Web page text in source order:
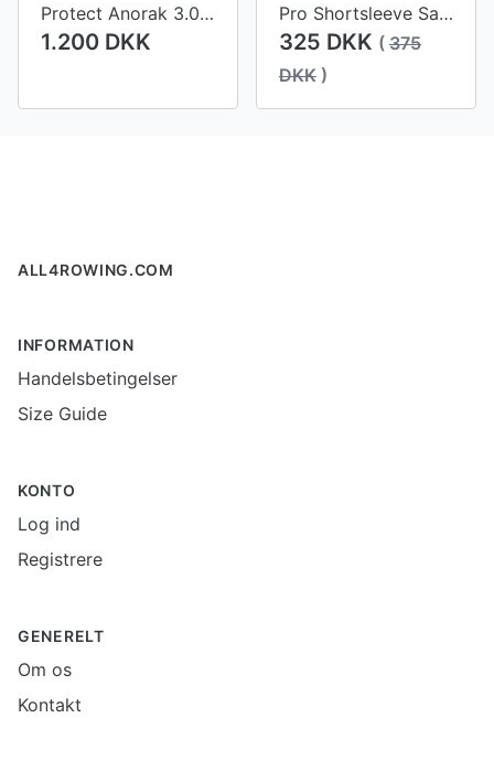
Protect Anorak 3.0 Men
1.200 DKK
Pro Shortsleeve Sarasota Women
325 DKK ( 375
DKK )
ALL4ROWING.COM
INFORMATION
Handelsbetingelser
Size Guide
KONTO
Log ind
Registrere
GENERELT
Om os
Kontakt